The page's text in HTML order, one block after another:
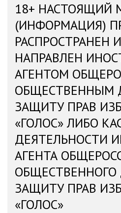
18+ НАСТОЯЩИЙ
(ИНФОРМАЦИЯ)
РАСПРОСТРАНЕН
НАПРАВЛЕН
АГЕНТОМ
ОБЩЕСТВЕННЫМ
ЗАЩИТУ ПРАВ
«ГОЛОС» ЛИБО
ДЕЯТЕЛЬНОСТИ
АГЕНТА
ЗАЩИТУ ПРАВ
«ГОЛОС»